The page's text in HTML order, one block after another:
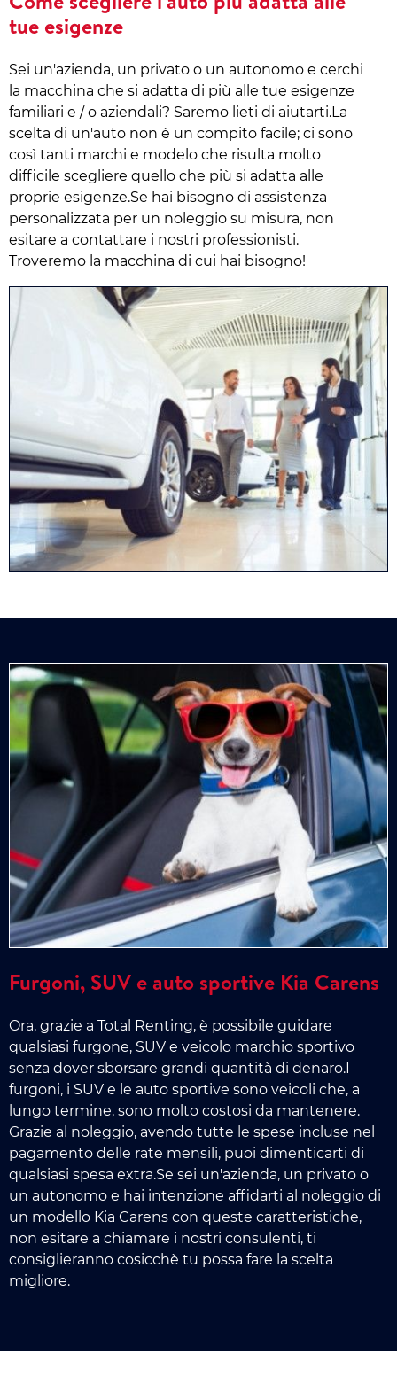
tue esigenze
Sei un'azienda, un privato o un autonomo e cerchi
la macchina che si adatta di più alle tue esigenze
familiari e / o aziendali? Saremo lieti di aiutarti.La
scelta di un'auto non è un compito facile; ci sono
così tanti marchi e modelo che risulta molto
difficile scegliere quello che più si adatta alle
proprie esigenze.Se hai bisogno di assistenza
personalizzata per un noleggio su misura, non
esitare a contattare i nostri professionisti.
Troveremo la macchina di cui hai bisogno!
Furgoni, SUV e auto sportive Kia Carens
Ora, grazie a Total Renting, è possibile guidare
qualsiasi furgone, SUV e veicolo marchio sportivo
senza dover sborsare grandi quantità di denaro.I
furgoni, i SUV e le auto sportive sono veicoli che, a
lungo termine, sono molto costosi da mantenere.
Grazie al noleggio, avendo tutte le spese incluse nel
pagamento delle rate mensili, puoi dimenticarti di
qualsiasi spesa extra.Se sei un'azienda, un privato o
un autonomo e hai intenzione affidarti al noleggio di
un modello Kia Carens con queste caratteristiche,
non esitare a chiamare i nostri consulenti, ti
consiglieranno cosicchè tu possa fare la scelta
migliore.